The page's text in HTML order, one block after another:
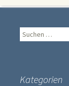
Suche
nach:
Kategorien